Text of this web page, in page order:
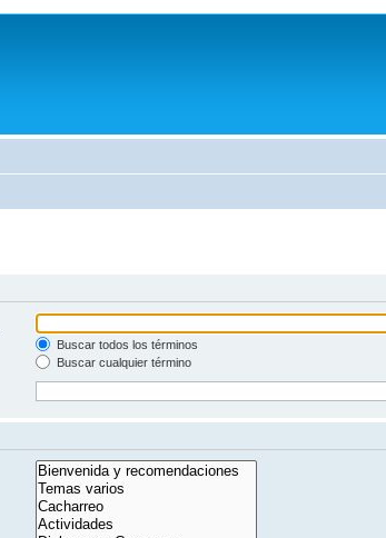
Buscar todos los términos
Buscar cualquier término